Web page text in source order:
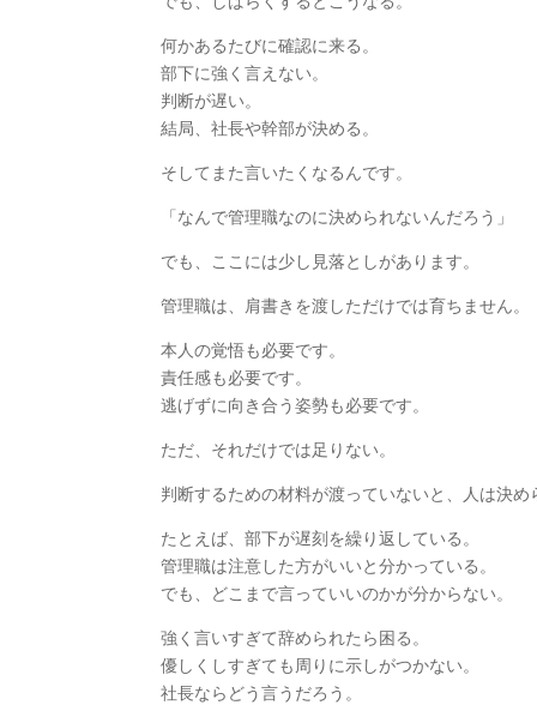
何かあるたびに確認に来る。
部下に強く言えない。
判断が遅い。
結局、社長や幹部が決める。
そしてまた言いたくなるんです。
「なんで管理職なのに決められないんだろう」
でも、ここには少し見落としがあります。
管理職は、肩書きを渡しただけでは育ちません。
本人の覚悟も必要です。
責任感も必要です。
逃げずに向き合う姿勢も必要です。
ただ、それだけでは足りない。
判断するための材料が渡っていないと、人は決め
たとえば、部下が遅刻を繰り返している。
管理職は注意した方がいいと分かっている。
でも、どこまで言っていいのかが分からない。
強く言いすぎて辞められたら困る。
優しくしすぎても周りに示しがつかない。
社長ならどう言うだろう。